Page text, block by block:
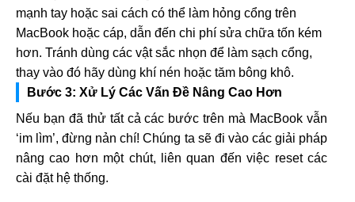
mạnh tay hoặc sai cách có thể làm hỏng cổng trên
MacBook hoặc cáp, dẫn đến chi phí sửa chữa tốn kém
hơn. Tránh dùng các vật sắc nhọn để làm sạch cổng,
thay vào đó hãy dùng khí nén hoặc tăm bông khô.
Bước 3: Xử Lý Các Vấn Đề Nâng Cao Hơn
Nếu bạn đã thử tất cả các bước trên mà MacBook vẫn
‘im lìm’, đừng nản chí! Chúng ta sẽ đi vào các giải pháp
nâng cao hơn một chút, liên quan đến việc reset các
cài đặt hệ thống.